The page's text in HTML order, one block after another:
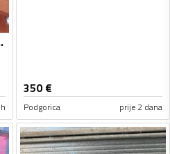
oprema
350€
Podgorica prije 2 dana